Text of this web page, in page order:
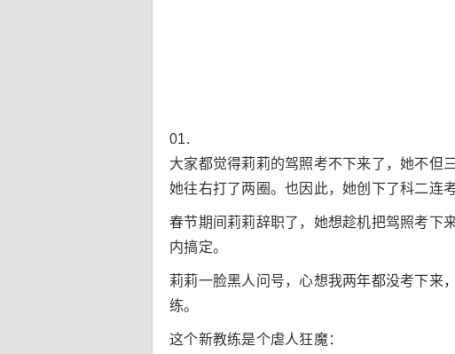
01.
大家都觉得莉莉的驾照考不下来了，她不但
她往右打了两圈。也因此，她创下了科二连
春节期间莉莉辞职了，她想趁机把驾照考下
内搞定。
莉莉一脸黑人问号，心想我两年都没考下来
练。
这个新教练是个虐人狂魔：